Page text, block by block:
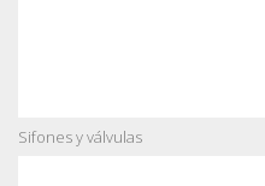
Sifones y válvulas